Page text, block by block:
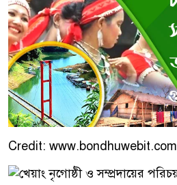
Credit: www.bondhuwebit.com